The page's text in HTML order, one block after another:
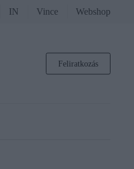
IN Vince Webshop
Feliratkozás